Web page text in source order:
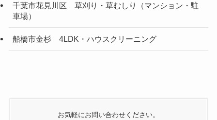
千葉市花見川区 草刈り・草むしり（マンション・駐
車場）
船橋市金杉 4LDK・ハウスクリーニング
お気軽にお問い合わせください。